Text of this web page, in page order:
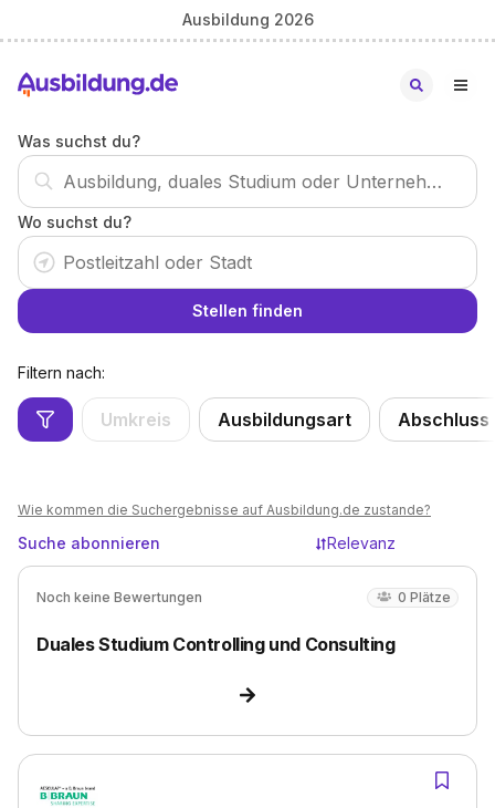
Ausbildung 2026
Was suchst du?
Wo suchst du?
Stellen finden
Filtern nach:
Umkreis Ausbildungsart Abschluss
Wie kommen die Suchergebnisse auf Ausbildung.de zustande?
Suche abonnieren Relevanz
Noch keine Bewertungen 0 Plätze
Duales Studium Controlling und Consulting